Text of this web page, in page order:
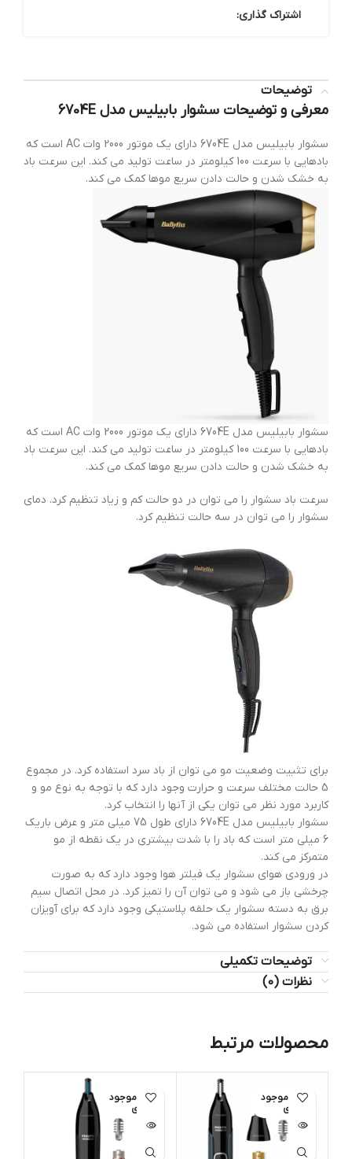
اشتراک گذاری:
توضیحات
معرفی و توضیحات سشوار بابیلیس مدل 6704E
سشوار بابیلیس مدل 6704E دارای یک موتور 2000 وات AC است که
بادهایی با سرعت 100 کیلومتر در ساعت تولید می کند. این سرعت باد
به خشک شدن و حالت دادن سریع موها کمک می کند.
سشوار بابیلیس مدل 6704E دارای یک موتور 2000 وات AC است که
بادهایی با سرعت 100 کیلومتر در ساعت تولید می کند. این سرعت باد
به خشک شدن و حالت دادن سریع موها کمک می کند.
سرعت باد سشوار را می توان در دو حالت کم و زیاد تنظیم کرد. دمای
سشوار را می توان در سه حالت تنظیم کرد.
برای تثبیت وضعیت مو می توان از باد سرد استفاده کرد. در مجموع
5 حالت مختلف سرعت و حرارت وجود دارد که با توجه به نوع مو و
کاربرد مورد نظر می توان یکی از آنها را انتخاب کرد.
سشوار بابیلیس مدل 6704E دارای طول 75 میلی متر و عرض باریک
6 میلی متر است که باد را با شدت بیشتری در یک نقطه از مو
متمرکز می کند.
در ورودی هوای سشوار یک فیلتر هوا وجود دارد که به صورت
چرخشی باز می شود و می توان آن را تمیز کرد. در محل اتصال سیم
برق به دسته سشوار یک حلقه پلاستیکی وجود دارد که برای آویزان
کردن سشوار استفاده می شود.
توضیحات تکمیلی
نظرات (0)
محصولات مرتبط
اتمام موجود
ی
اتمام موجود
ی